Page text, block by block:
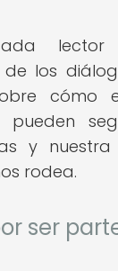
los
cómo
pueden
y
rodea.
ser